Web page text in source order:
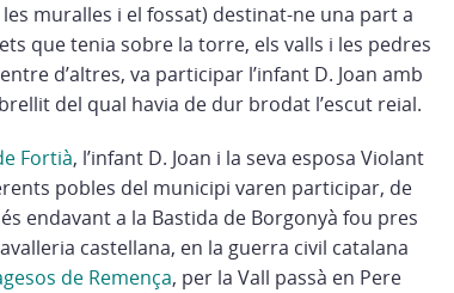
muralles i el fossat) destinat-ne una part a
que tenia sobre la torre, els valls i les pedres
d’altres, va participar l’infant D. Joan amb
del qual havia de dur brodat l’escut reial.
Fortià, l’infant D. Joan i la seva esposa Violant
pobles del municipi varen participar, de
endavant a la Bastida de Borgonyà fou pres
castellana, en la guerra civil catalana
de Remença, per la Vall passà en Pere